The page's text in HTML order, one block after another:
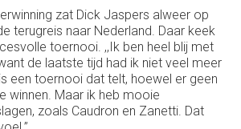
zat Dick Jaspers alweer op
terugreis naar Nederland. Daar keek
toernooi. ,,Ik ben heel blij met
de laatste tijd had ik niet veel meer
een toernooi dat telt, hoewel er geen
winnen. Maar ik heb mooie
zoals Caudron en Zanetti. Dat